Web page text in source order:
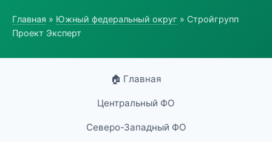
Главная » Южный федеральный округ » Стройгрупп
Проект Эксперт
🏠 Главная
Центральный ФО
Северо-Западный ФО